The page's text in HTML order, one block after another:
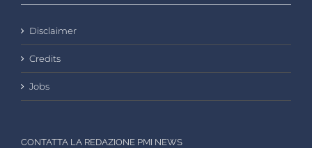
Disclaimer
Credits
Jobs
CONTATTA LA REDAZIONE PMI NEWS